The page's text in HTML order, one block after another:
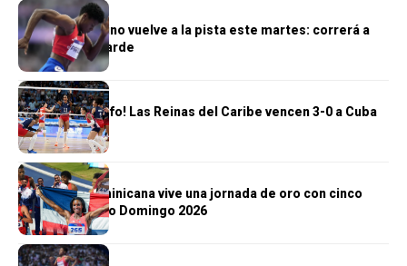
DEPORTES
Marileidy Paulino vuelve a la pista este martes: correrá a
las 6:30 de la tarde
DEPORTES
¡Segundo triunfo! Las Reinas del Caribe vencen 3-0 a Cuba
DEPORTES
República Dominicana vive una jornada de oro con cinco
títulos en Santo Domingo 2026
DEPORTES